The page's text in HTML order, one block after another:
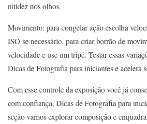
nitidez nos olhos.
Movimento: para congelar ação escolha
ISO se necessário, para criar borrão de
velocidade e use um tripé. Testar essas
Dicas de Fotografia para iniciantes e acelera
Com esse controle da exposição você já
com confiança, Dicas de Fotografia para
seção vamos explorar composição e